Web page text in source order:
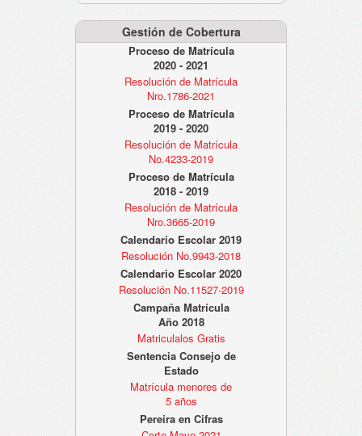
Gestión de Cobertura
Proceso de Matrícula
2020 - 2021
Resolución de Matrícula
Nro.1786-2021
Proceso de Matrícula
2019 - 2020
Resolución de Matrícula
No.4233-2019
Proceso de Matrícula
2018 - 2019
Resolución de Matrícula
Nro.3665-2019
Calendario Escolar 2019
Resolución No.9943-2018
Calendario Escolar 2020
Resolución No.11527-2019
Campaña Matrícula
Año 2018
Matriculalos Gratis
Sentencia Consejo de
Estado
Matrícula menores de
5 años
Pereira en Cifras